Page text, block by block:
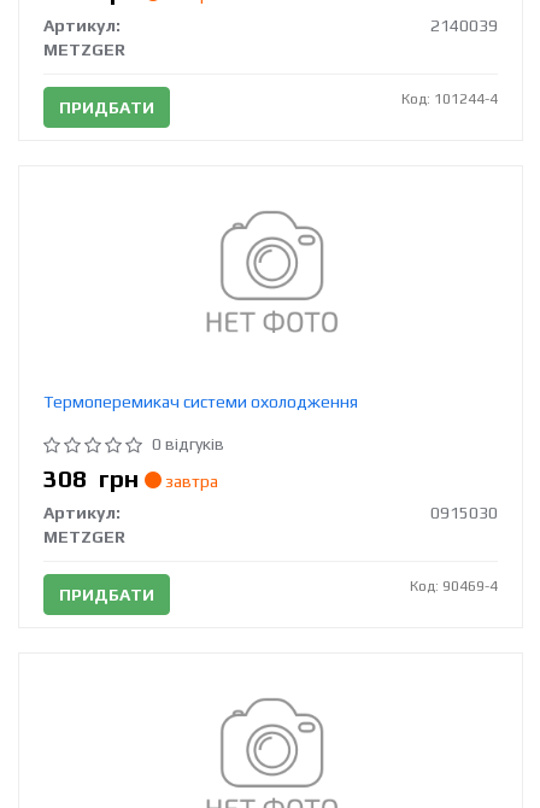
Артикул:
2140039
METZGER
ПРИДБАТИ Код: 101244-4
Термоперемикач системи охолодження
0 відгуків
308 грн
завтра
Артикул:
0915030
METZGER
ПРИДБАТИ Код: 90469-4